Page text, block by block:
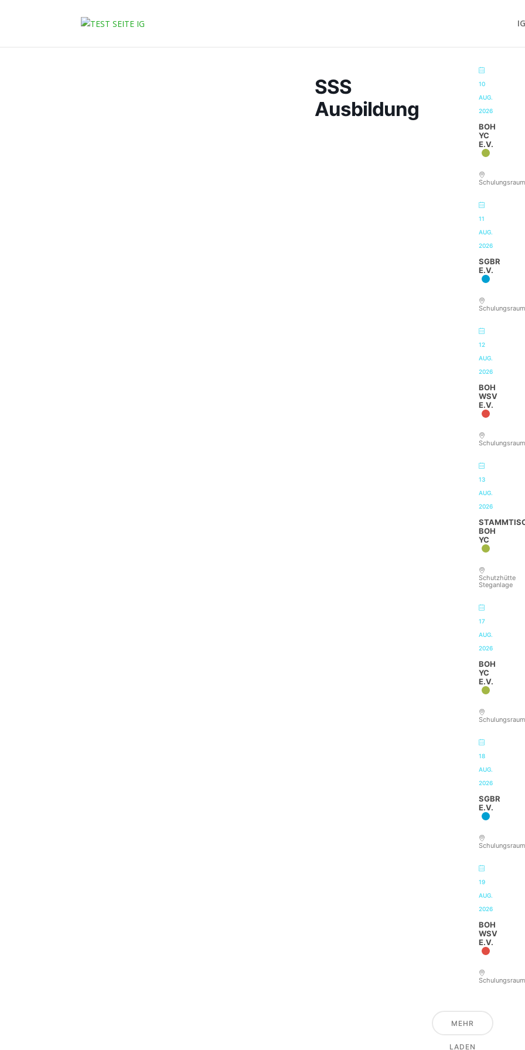
SSS
Ausbildung
10
AUG.
2026
BOH
YC
E.V.
Schulungsraum
11
AUG.
2026
SGBR
E.V.
Schulungsraum
12
AUG.
2026
BOH
WSV
E.V.
Schulungsraum
13
AUG.
2026
BOH
YC
Schutzhütte
Steganlage
17
AUG.
2026
BOH
YC
E.V.
Schulungsraum
18
AUG.
2026
SGBR
E.V.
Schulungsraum
19
AUG.
2026
BOH
WSV
E.V.
Schulungsraum
MEHR
LADEN